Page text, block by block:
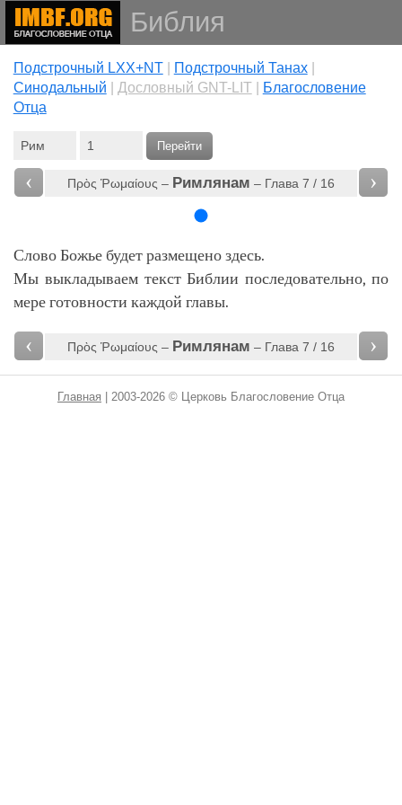
Библия
Подстрочный LXX+NT| Подстрочный Танах|
Cинодальный
Дословный GNT-LIT|
Благословение
Отца
Перейти
‹ Πρὸς Ῥωμαίους – Римлянам – Глава 7 / 16 ›
Слово Божье будет размещено здесь.
Мы выкладываем текст Библии последовательно, по
мере готовности каждой главы.
‹ Πρὸς Ῥωμαίους – Римлянам – Глава 7 / 16 ›
Главная | 2003-2026 © Церковь Благословение Отца